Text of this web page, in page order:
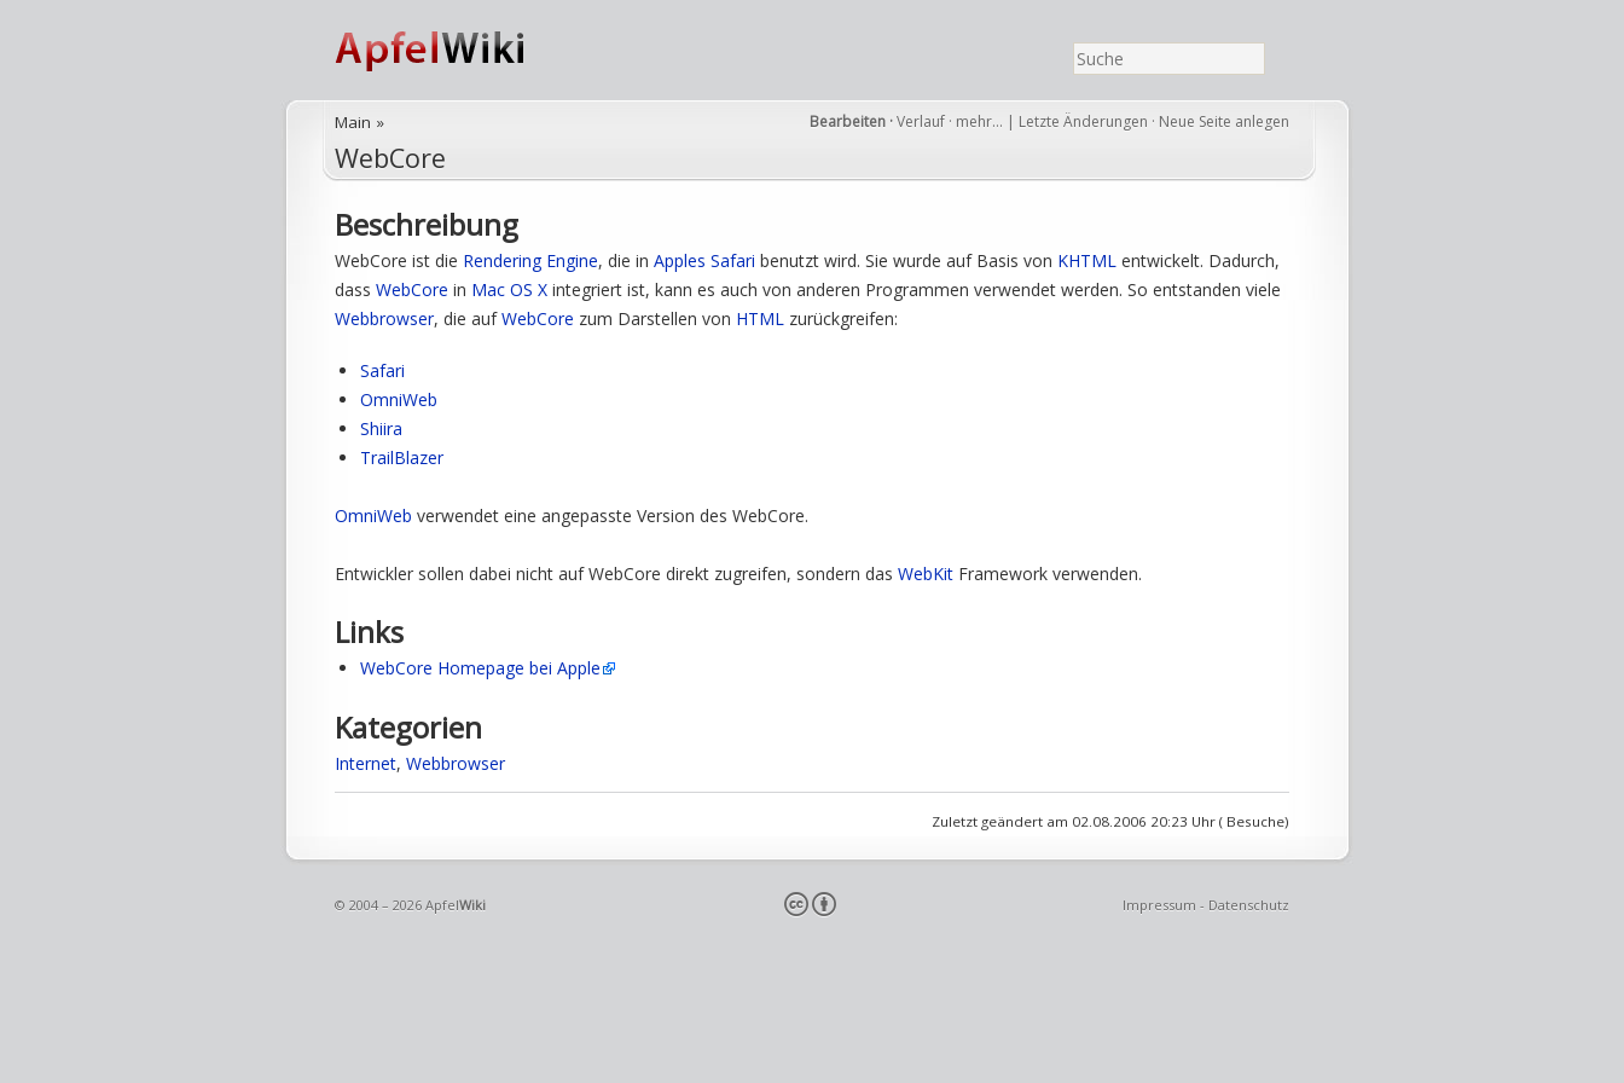
Bearbeiten ·Verlauf · mehr… | Letzte Änderungen · Neue Seite anlegen
Main »
WebCore
Beschreibung
WebCore ist die Rendering Engine, die in Apples Safari benutzt wird. Sie wurde auf Basis von KHTML entwickelt. Dadurch,
dass WebCore in Mac OS X integriert ist, kann es auch von anderen Programmen verwendet werden. So entstanden viele
Webbrowser, die aufWebCore zum Darstellen von HTML zurückgreifen:
Safari
OmniWeb
Shiira
TrailBlazer
OmniWeb verwendet eine angepasste Version des WebCore.
Entwickler sollen dabei nicht auf WebCore direkt zugreifen, sondern das WebKit Framework verwenden.
Links
WebCore Homepage bei Apple
Kategorien
Internet, Webbrowser
Zuletzt geändert am 02.08.2006 20:23 Uhr ( Besuche)
© 2004 – 2026 ApfelWiki Impressum - Datenschutz
cb